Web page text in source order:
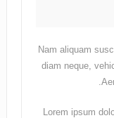
Nam aliquam
diam neque,
Lorem ipsum